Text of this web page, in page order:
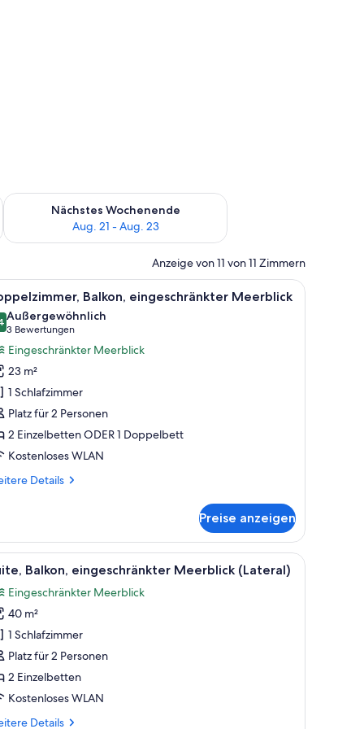
Aug. 14 - Aug. 16.
Nächstes Wochenende
Aug. 21 - Aug. 23
Überprüfe die Verfügbarkeit für nächstes Wochenende, Aug.
Anzeige von 11 von 11 Zimmern
einem Sessel, einem Nachttisch und Meerblick durch eine Schiebetür.
Ein Balkon mit Pool, Liegestühlen und Blick
8 Balkon, eingeschränkter Meerblick
von 10
Außergewöhnlich
3 Bewertungen
(3
Bewertungen)
Eingeschränkter Meerblick
23 m²
1 Schlafzimmer
Platz für 2 Personen
2 Einzelbetten ODER 1 Doppelbett
Kostenloses WLAN
Details
Preise anzeigen
und einem Balkon mit Meerblick.Ein modernes Hotelzimmer mit Balkon,
8 Balkon, eingeschränkter Meerblick (Lateral)
Eingeschränkter Meerblick
40 m²
1 Schlafzimmer
Platz für 2 Personen
2 Einzelbetten
Kostenloses WLAN
Details